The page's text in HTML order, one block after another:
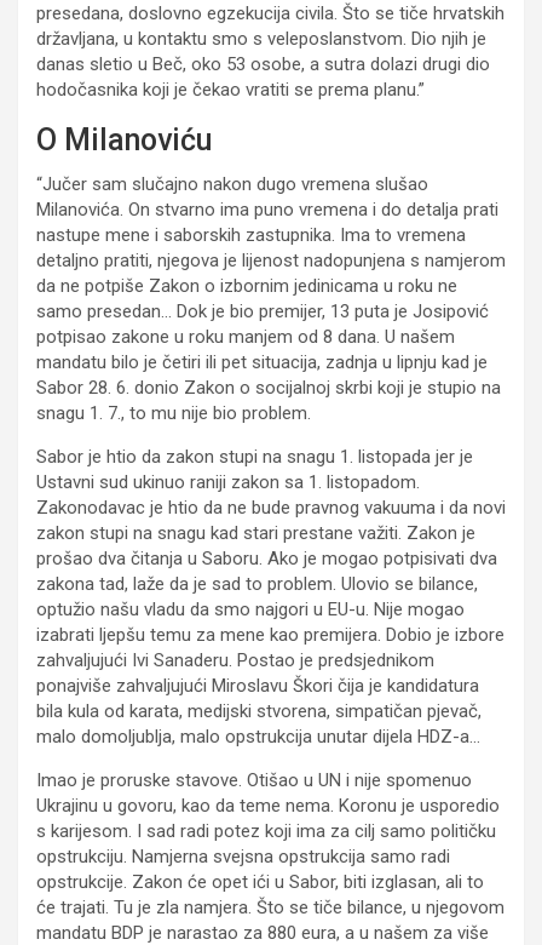
presedana, doslovno egzekucija civila. Što se tiče hrvatskih
državljana, u kontaktu smo s veleposlanstvom. Dio njih je
danas sletio u Beč, oko 53 osobe, a sutra dolazi drugi dio
hodočasnika koji je čekao vratiti se prema planu.”
O Milanoviću
“Jučer sam slučajno nakon dugo vremena slušao
Milanovića. On stvarno ima puno vremena i do detalja prati
nastupe mene i saborskih zastupnika. Ima to vremena
detaljno pratiti, njegova je lijenost nadopunjena s namjerom
da ne potpiše Zakon o izbornim jedinicama u roku ne
samo presedan… Dok je bio premijer, 13 puta je Josipović
potpisao zakone u roku manjem od 8 dana. U našem
mandatu bilo je četiri ili pet situacija, zadnja u lipnju kad je
Sabor 28. 6. donio Zakon o socijalnoj skrbi koji je stupio na
snagu 1. 7., to mu nije bio problem.
Sabor je htio da zakon stupi na snagu 1. listopada jer je
Ustavni sud ukinuo raniji zakon sa 1. listopadom.
Zakonodavac je htio da ne bude pravnog vakuuma i da novi
zakon stupi na snagu kad stari prestane važiti. Zakon je
prošao dva čitanja u Saboru. Ako je mogao potpisivati dva
zakona tad, laže da je sad to problem. Ulovio se bilance,
optužio našu vladu da smo najgori u EU-u. Nije mogao
izabrati ljepšu temu za mene kao premijera. Dobio je izbore
zahvaljujući Ivi Sanaderu. Postao je predsjednikom
ponajviše zahvaljujući Miroslavu Škori čija je kandidatura
bila kula od karata, medijski stvorena, simpatičan pjevač,
malo domoljublja, malo opstrukcija unutar dijela HDZ-a…
Imao je proruske stavove. Otišao u UN i nije spomenuo
Ukrajinu u govoru, kao da teme nema. Koronu je usporedio
s karijesom. I sad radi potez koji ima za cilj samo političku
opstrukciju. Namjerna svejsna opstrukcija samo radi
opstrukcije. Zakon će opet ići u Sabor, biti izglasan, ali to
će trajati. Tu je zla namjera. Što se tiče bilance, u njegovom
mandatu BDP je narastao za 880 eura, a u našem za više